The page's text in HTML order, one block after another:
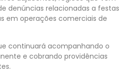
denúncias relacionadas a festas
em operações comerciais de
continuará acompanhando o
e cobrando providências